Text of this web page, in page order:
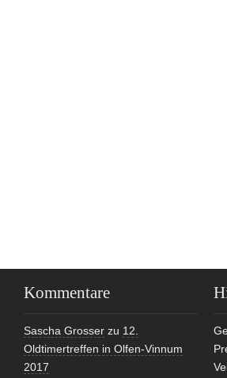
Kommentare
Sascha Grosser zu 12.
Oldtimertreffen in Olfen-Vinnum
2017